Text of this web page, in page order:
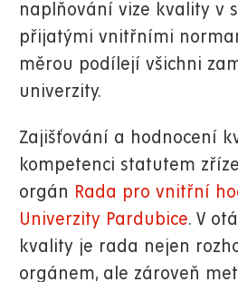
naplňování vize kvality v
přijatými vnitřními
měrou podílejí všichni
univerzity.
Zajišťování a hodnocení
kompetenci statutem
orgán Rada pro vnitřní
Univerzity Pardubice. V
kvality je rada nejen
orgánem, ale zároveň